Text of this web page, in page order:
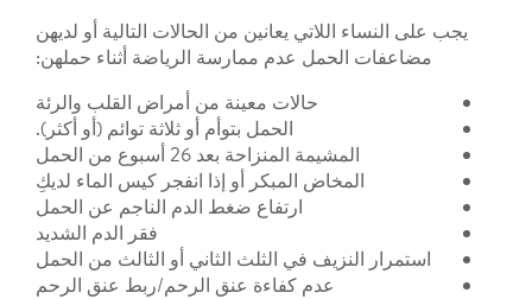
يجب على النساء اللاتي يعانين من الحالات التالية أو لديهن
مضاعفات الحمل عدم ممارسة الرياضة أثناء حملهن:
حالات معينة من أمراض القلب والرئة
الحمل بتوأم أو ثلاثة توائم (أو أكثر).
المشيمة المنزاحة بعد 26 أسبوع من الحمل
المخاض المبكر أو إذا انفجر كيس الماء لديكِ
ارتفاع ضغط الدم الناجم عن الحمل
فقر الدم الشديد
استمرار النزيف في الثلث الثاني أو الثالث من الحمل
عدم كفاءة عنق الرحم/ربط عنق الرحم